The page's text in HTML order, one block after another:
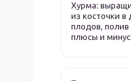
Хурма:
из косточки
плодов, полив
плюсы и